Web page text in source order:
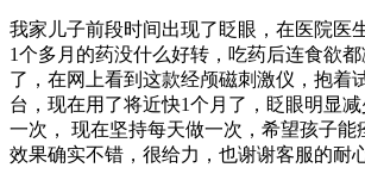
我家儿子前段时间出现了眨眼，在医院医
1个多月的药没什么好转，吃药后连食欲
了，在网上看到这款经颅磁刺激仪，抱着
台，现在用了将近快1个月了，眨眼明显
一次， 现在坚持每天做一次，希望孩子能
效果确实不错，很给力，也谢谢客服的耐